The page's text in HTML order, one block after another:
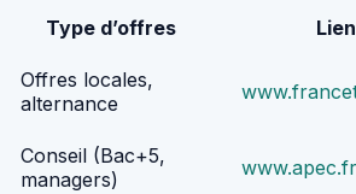
Type d’offres
Offres locales,
alternance
Conseil (Bac+5,
managers)
www.apec.fr